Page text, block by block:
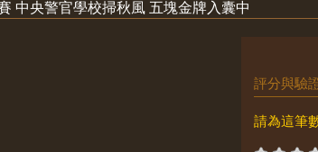
中央警官學校掃秋風 五塊金牌入囊中
評分與驗
請為這筆